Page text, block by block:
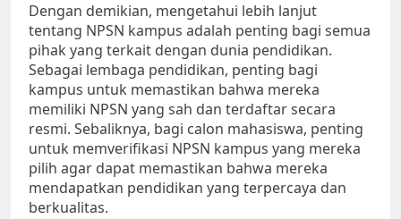
Dengan demikian, mengetahui lebih lanjut
tentang NPSN kampus adalah penting bagi semua
pihak yang terkait dengan dunia pendidikan.
Sebagai lembaga pendidikan, penting bagi
kampus untuk memastikan bahwa mereka
memiliki NPSN yang sah dan terdaftar secara
resmi. Sebaliknya, bagi calon mahasiswa, penting
untuk memverifikasi NPSN kampus yang mereka
pilih agar dapat memastikan bahwa mereka
mendapatkan pendidikan yang terpercaya dan
berkualitas.